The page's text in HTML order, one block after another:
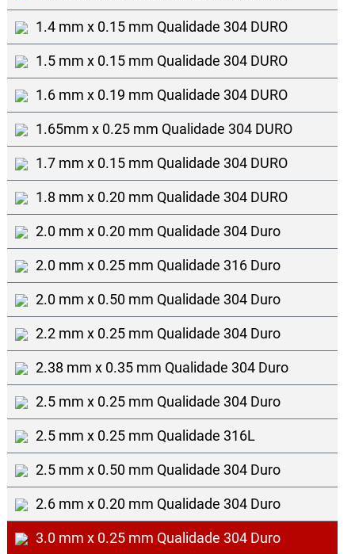
1.4 mm x 0.15 mm Qualidade 304 DURO
1.5 mm x 0.15 mm Qualidade 304 DURO
1.6 mm x 0.19 mm Qualidade 304 DURO
1.65mm x 0.25 mm Qualidade 304 DURO
1.7 mm x 0.15 mm Qualidade 304 DURO
1.8 mm x 0.20 mm Qualidade 304 DURO
2.0 mm x 0.20 mm Qualidade 304 Duro
2.0 mm x 0.25 mm Qualidade 316 Duro
2.0 mm x 0.50 mm Qualidade 304 Duro
2.2 mm x 0.25 mm Qualidade 304 Duro
2.38 mm x 0.35 mm Qualidade 304 Duro
2.5 mm x 0.25 mm Qualidade 304 Duro
2.5 mm x 0.25 mm Qualidade 316L
2.5 mm x 0.50 mm Qualidade 304 Duro
2.6 mm x 0.20 mm Qualidade 304 Duro
3.0 mm x 0.25 mm Qualidade 304 Duro